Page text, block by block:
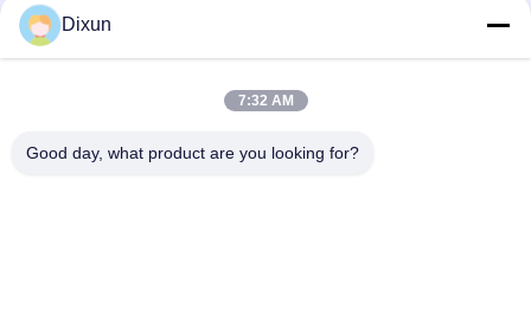
Schweißung Mesh Manufacturing Machine
Länge 60m Plc 2.5mm Dia Roll Mesh Welding Machine
Bau 3-6mm geschweißter Mesh Making Machine der Loch-
Dixun
7:32 AM
Good day, what product are you looking for?